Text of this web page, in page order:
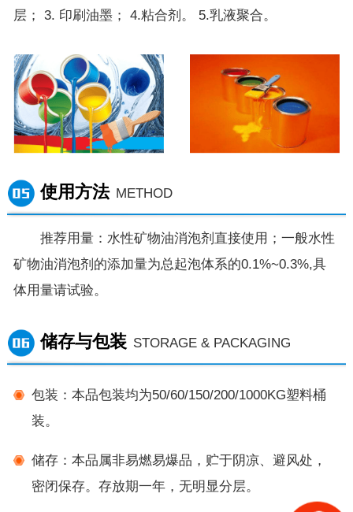
层； 3. 印刷油墨； 4.粘合剂。 5.乳液聚合。
使用方法 METHOD
推荐用量：水性矿物油消泡剂直接使用；一般水性
矿物油消泡剂的添加量为总起泡体系的0.1%~0.3%,具
体用量请试验。
储存与包装 STORAGE & PACKAGING
包装：本品包装均为50/60/150/200/1000KG塑料桶
装。
储存：本品属非易燃易爆品，贮于阴凉、避风处，
密闭保存。存放期一年，无明显分层。